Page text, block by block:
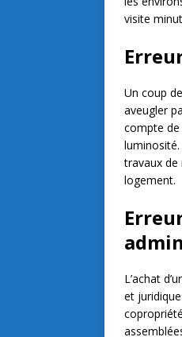
visite
Un coup
aveugler
compte de
travaux de
logement.
L’achat
et